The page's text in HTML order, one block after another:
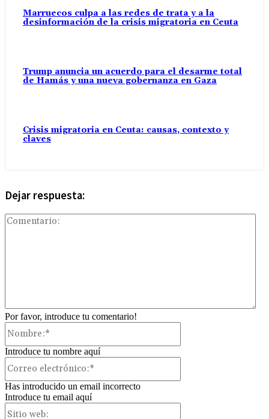
Marruecos culpa a las redes de trata y a la
desinformación de la crisis migratoria en Ceuta
Trump anuncia un acuerdo para el desarme total
de Hamás y una nueva gobernanza en Gaza
Crisis migratoria en Ceuta: causas, contexto y
claves
Dejar respuesta:
Por favor, introduce tu comentario!
Introduce tu nombre aquí
Has introducido un email incorrecto
Introduce tu email aquí